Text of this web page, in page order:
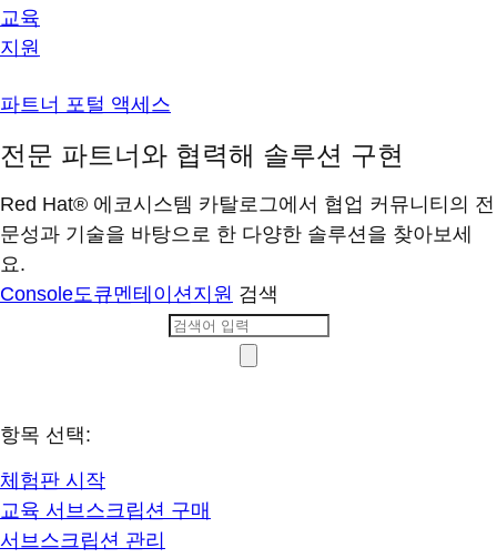
교육
지원
파트너 포털 액세스
전문 파트너와 협력해 솔루션 구현
Red Hat® 에코시스템 카탈로그에서 협업 커뮤니티의 전
문성과 기술을 바탕으로 한 다양한 솔루션을 찾아보세
요.
Console도큐멘테이션지원 검색
항목 선택:
체험판 시작
교육 서브스크립션 구매
서브스크립션 관리